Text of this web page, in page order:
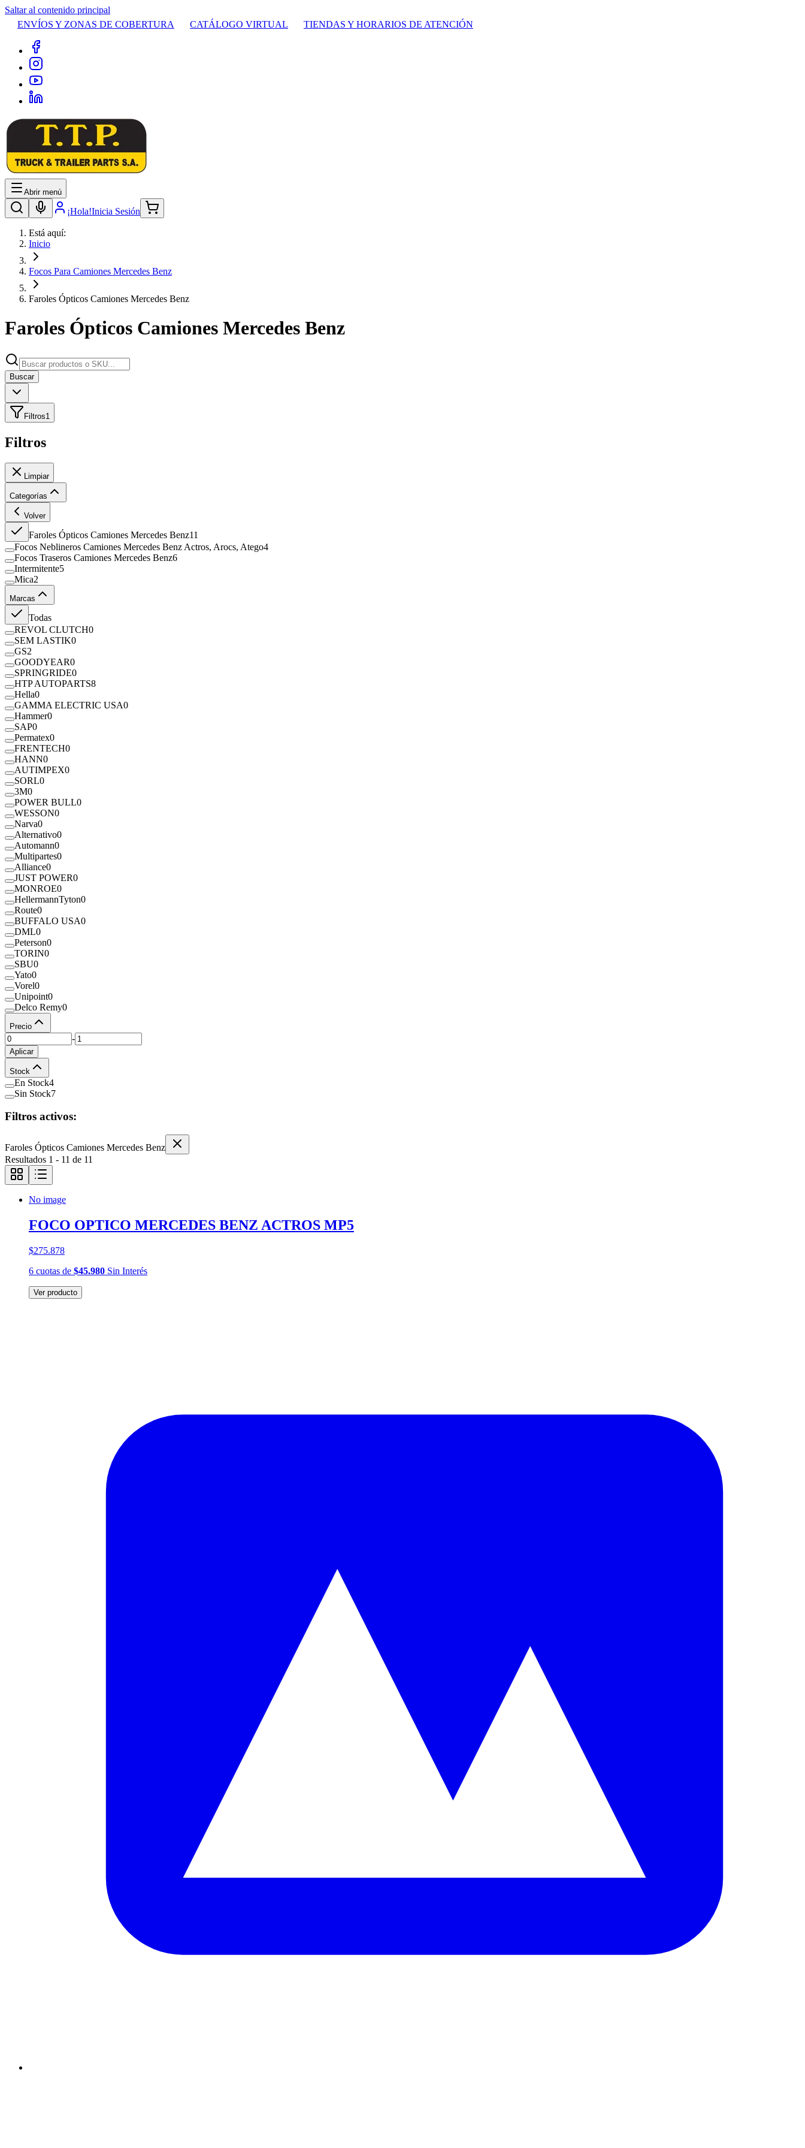
Saltar al contenido principal
ENVÍOS Y ZONAS DE COBERTURA
CATÁLOGO VIRTUAL TIENDAS Y HORARIOS DE ATENCIÓN
Abrir menú
¡Hola!Inicia Sesión
Está aquí:
Inicio
Focos Para Camiones Mercedes Benz
Faroles Ópticos Camiones Mercedes Benz
Faroles Ópticos Camiones Mercedes Benz
Buscar
Filtros1
Filtros
Limpiar
Categorías
Volver
Faroles Ópticos Camiones Mercedes Benz11
Focos Neblineros Camiones Mercedes Benz Actros, Arocs, Atego4
Focos Traseros Camiones Mercedes Benz6
Intermitente5
Mica2
Marcas
Todas
REVOL CLUTCH0
SEM LASTIK0
GS2
GOODYEAR0
SPRINGRIDE0
HTP AUTOPARTS8
Hella0
GAMMA ELECTRIC USA0
Hammer0
SAP0
Permatex0
FRENTECH0
HANN0
AUTIMPEX0
SORL0
3M0
POWER BULL0
WESSON0
Narva0
Alternativo0
Automann0
Multipartes0
Alliance0
JUST POWER0
MONROE0
HellermannTyton0
Route0
BUFFALO USA0
DML0
Peterson0
TORIN0
SBU0
Yato0
Vorel0
Unipoint0
Delco Remy0
Precio
-
Aplicar
Stock
En Stock4
Sin Stock7
Filtros activos:
Faroles Ópticos Camiones Mercedes Benz
Resultados 1 - 11 de 11
No image
FOCO OPTICO MERCEDES BENZ ACTROS MP5
$275.878
6 cuotas de $45.980 Sin Interés
Ver producto